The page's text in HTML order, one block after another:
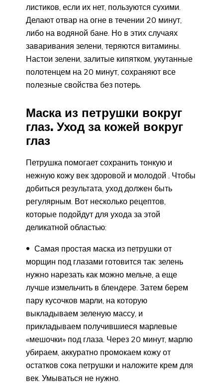
листиков, если их нет, пользуются сухими.
Делают отвар на огне в течении 20 минут,
либо на водяной бане. Но в этих случаях
заваривания зелени, теряются витамины.
Настои зелени, залитые кипятком, укутанные
полотенцем на 20 минут, сохраняют все
полезные свойства без потерь.
Маска из петрушки вокруг
глаз. Уход за кожей вокруг
глаз
Петрушка помогает сохранить тонкую и
нежную кожу век здоровой и молодой . Чтобы
добиться результата, уход должен быть
регулярным. Вот несколько рецептов,
которые подойдут для ухода за этой
деликатной областью:
Самая простая маска из петрушки от
морщин под глазами готовится так: зелень
нужно нарезать как можно мельче, а еще
лучше измельчить в блендере. Затем берем
пару кусочков марли, на которую
выкладываем зеленую массу, и
прикладываем получившиеся марлевые
«мешочки» под глаза. Через 20 минут, марлю
убираем, аккуратно промокаем кожу от
остатков сока петрушки и наложите крем для
век. Умываться не нужно.